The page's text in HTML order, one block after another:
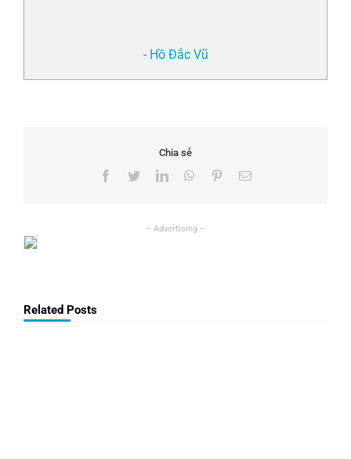
- Hồ Đắc Vũ
Chia sẻ
Facebook
TwitterLinkedInWhatsApp
PinterestEmail
Related Posts